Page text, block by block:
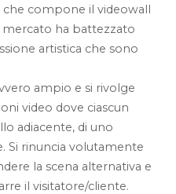
compone il videowall
mercato ha battezzato
artistica che sono
ampio e si rivolge
video dove ciascun
adiacente, di uno
Si rinuncia volutamente
la scena alternativa e
il visitatore/cliente.